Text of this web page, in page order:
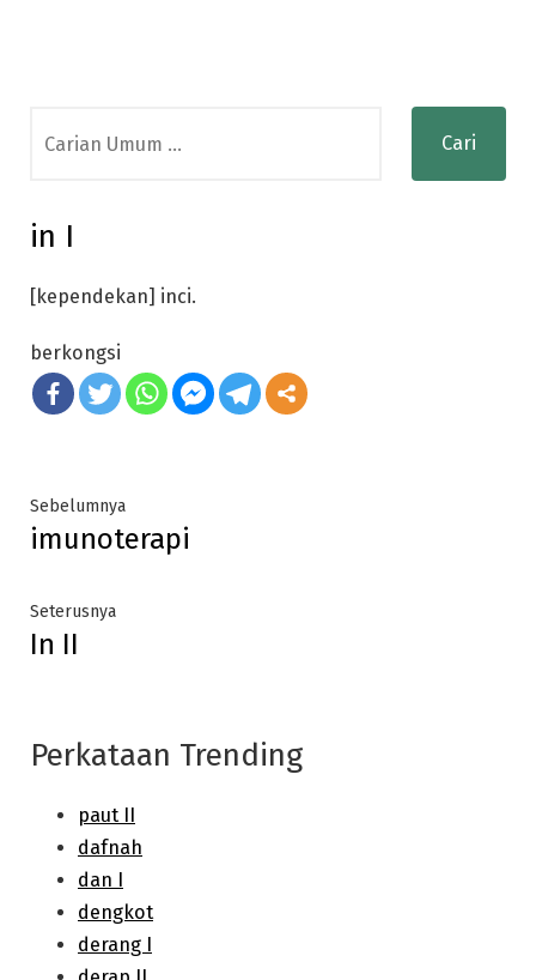
for:
in I
[kependekan] inci.
berkongsi
Post
navigation
SebelumnyaPrevious
post:
imunoterapi
SeterusnyaNext
In II
Perkataan Trending